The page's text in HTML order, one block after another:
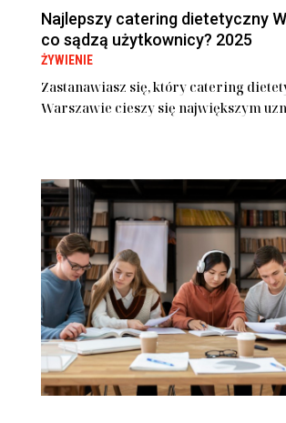
Najlepszy catering dietetyczny
co sądzą użytkownicy? 2025
ŻYWIENIE
Zastanawiasz się, który catering
Warszawie cieszy się największym